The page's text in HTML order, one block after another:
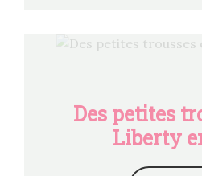
Des petites
Liberty